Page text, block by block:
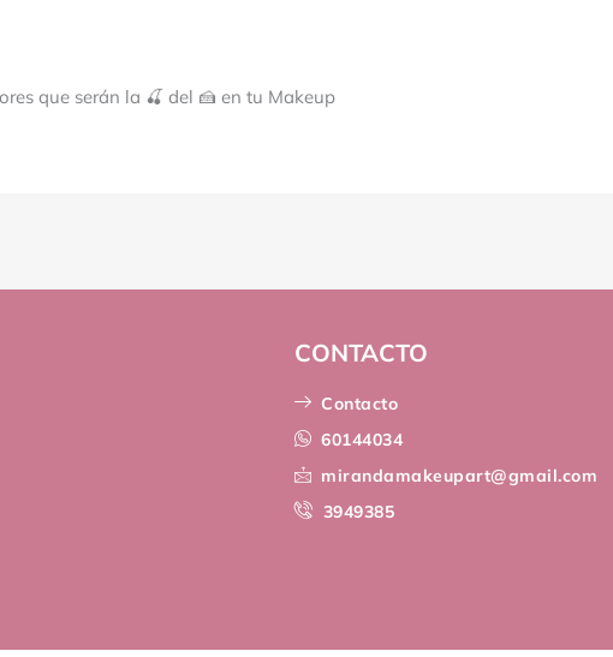
que serán la 🍒 del 🍰 en tu Makeup
CONTACTO
Contacto
60144034
mirandamakeupart@gmail.com
3949385